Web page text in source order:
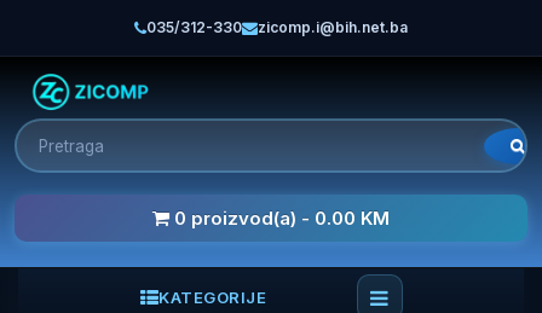
035/312-330 zicomp.i@bih.net.ba
0 proizvod(a) - 0.00 KM
KATEGORIJE